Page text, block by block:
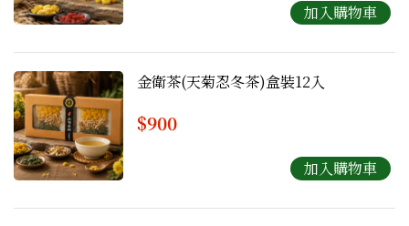
金衛茶(天菊忍冬茶)盒裝12入
$900